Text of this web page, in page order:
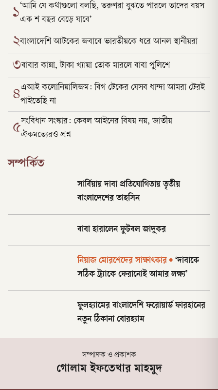
১‘আমি যে কথাগুলো বলছি, তরুণরা বুঝতে পারলে তাদের বয়স
এক শ বছর বেড়ে যাবে’
২বাংলাদেশি আটকের জবাবে ভারতীয়কে ধরে আনল স্থানীয়রা
৩বাবার কান্না, টাকা খ্যায়া তোক মারলে বাবা পুলিশে
৪এআই কলোনিয়ালিজম: বিগ টেকের যেসব ধান্দা আমরা টেরই
পাইতেছি না
৫সংবিধান সংস্কার: কেবল আইনের বিষয় নয়, জাতীয়
ঐকমত্যেরও প্রশ্ন
সম্পর্কিত
সার্বিয়ায় দাবা প্রতিযোগিতায় তৃতীয়
বাংলাদেশের তাহসিন
বাবা হারালেন ফুটবল জাদুকর
নিয়াজ মোরশেদের সাক্ষাৎকার • ‘দাবাকে
সঠিক ট্র্যাকে ফেরানোই আমার লক্ষ্য’
ফুলহ্যামের বাংলাদেশি ফরোয়ার্ড ফারহানের
নতুন ঠিকানা বোরহ্যাম
সম্পাদক ও প্রকাশক
গোলাম ইফতেখার মাহমুদ